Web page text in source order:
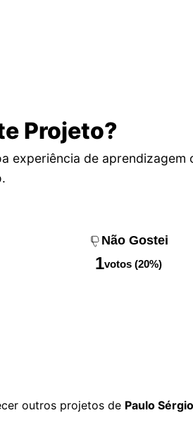
Projeto?
experiência de aprendizagem
Não Gostei
1votos (20%)
outros projetos de Paulo